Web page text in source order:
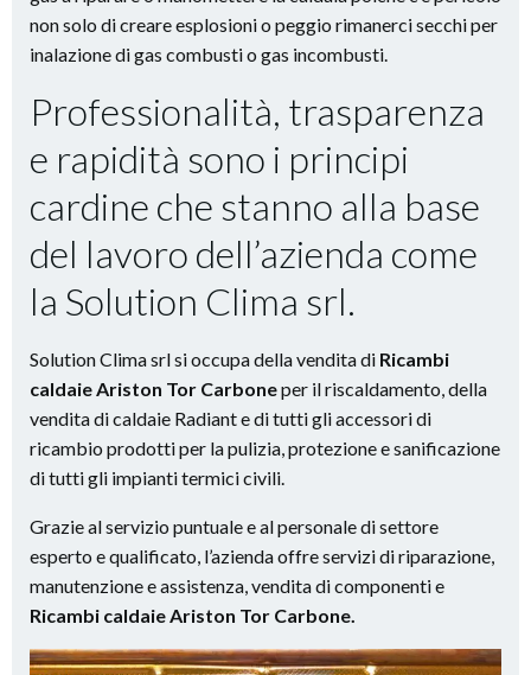
non solo di creare esplosioni o peggio rimanerci secchi per
inalazione di gas combusti o gas incombusti.
Professionalità, trasparenza
e rapidità sono i principi
cardine che stanno alla base
del lavoro dell’azienda come
la Solution Clima srl.
Solution Clima srl si occupa della vendita di Ricambi
caldaie Ariston Tor Carboneper il riscaldamento, della
vendita di caldaie Radiant e di tutti gli accessori di
ricambio prodotti per la pulizia, protezione e sanificazione
di tutti gli impianti termici civili.
Grazie al servizio puntuale e al personale di settore
esperto e qualificato, l’azienda offre servizi di riparazione,
manutenzione e assistenza, vendita di componenti e
Ricambi caldaie Ariston Tor Carbone.